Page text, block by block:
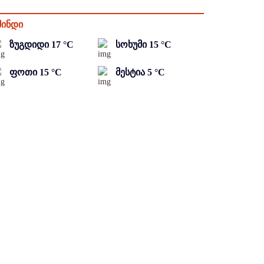
ზუგდიდი 17 °C სოხუმი 15 °C
ფოთი 15 °C მესტია 5 °C